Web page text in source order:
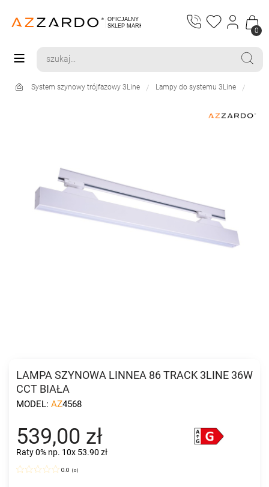
0
System szynowy trójfazowy 3Line Lampy do systemu 3Line
LAMPA SZYNOWA LINNEA 86 TRACK 3LINE 36W
CCT BIAŁA
MODEL: AZ4568
539,00 zł
Raty 0% np. 10x 53.90 zł
0.0 (0)